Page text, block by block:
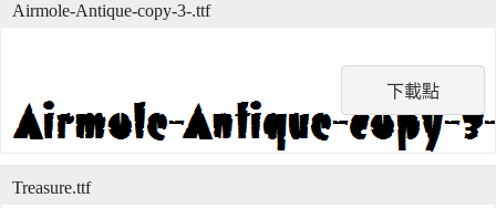
下載點
Airmole-Antique-copy-3-.ttf
Treasure.ttf